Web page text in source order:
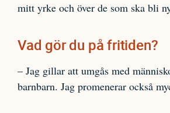
mitt yrke och över de som ska bli
Vad gör du på fritiden?
– Jag gillar att umgås med
barnbarn. Jag promenerar också